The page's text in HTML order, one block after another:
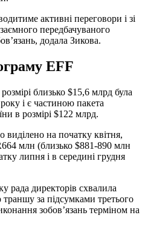
активні переговори і зі
передбачуваного
додала Зикова.
EFF
близько $15,6 млрд була
і є частиною пакета
в розмірі $122 млрд.
на початку квітня,
млн (близько $881-890 млн
липня і в середині грудня
рада директорів схвалила
траншу за підсумками третього
зобов’язань терміном на